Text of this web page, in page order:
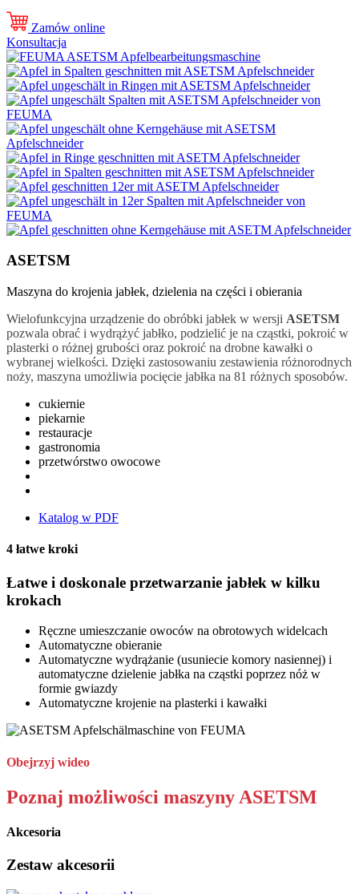
Zamów online
Konsultacja
ASETSM
Maszyna do krojenia jabłek, dzielenia na części i obierania
Wielofunkcyjna urządzenie do obróbki jabłek w wersji ASETSM
pozwala obrać i wydrążyć jabłko, podzielić je na cząstki, pokroić w
plasterki o różnej grubości oraz pokroić na drobne kawałki o
wybranej wielkości. Dzięki zastosowaniu zestawienia różnorodnych
noży, maszyna umożliwia pocięcie jabłka na 81 różnych sposobów.
cukiernie
piekarnie
restauracje
gastronomia
przetwórstwo owocowe
Katalog w PDF
4 łatwe kroki
Łatwe i doskonale przetwarzanie jabłek w kilku
krokach
Ręczne umieszczanie owoców na obrotowych widelcach
Automatyczne obieranie
Automatyczne wydrążanie (usuniecie komory nasiennej) i
automatyczne dzielenie jabłka na cząstki poprzez nóż w
formie gwiazdy
Automatyczne krojenie na plasterki i kawałki
Obejrzyj wideo
Poznaj możliwości maszyny ASETSM
Akcesoria
Zestaw akcesorii